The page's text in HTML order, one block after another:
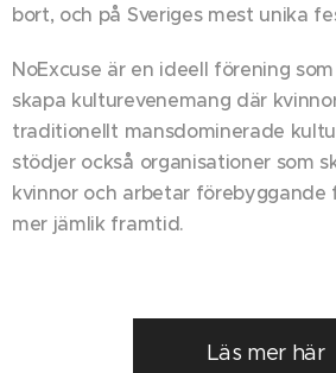
bort, och på Sveriges mest unika
NoExcuse är en ideell förening
skapa kulturevenemang där
traditionellt mansdominerade
stödjer också organisationer som
kvinnor och arbetar förebyggande
mer jämlik framtid.
Läs mer här